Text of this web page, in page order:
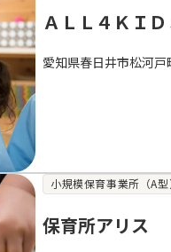
ＡＬＬ４ＫＩ
愛知県春日井市松河戸
小規模保育事業所（A型
保育所アリス